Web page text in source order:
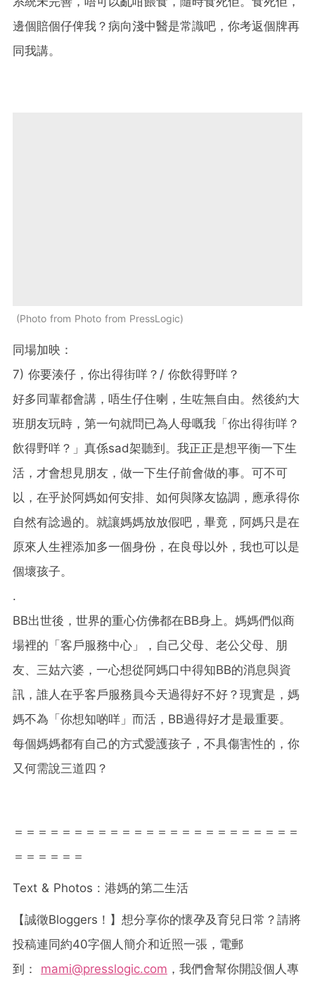
邊個賠個仔俾我？病向淺中醫是常識吧，你考返個牌再
同我講。
Photo from Photo from PressLogic
同場加映：
7) 你要湊仔，你出得街咩？/ 你飲得野咩？
好多同輩都會講，唔生仔住喇，生咗無自由。然後約大
班朋友玩時，第一句就問已為人母嘅我「你出得街咩？
飲得野咩？」真係sad架聽到。我正正是想平衡一下生
活，才會想見朋友，做一下生仔前會做的事。可不可
以，在乎於阿媽如何安排、如何與隊友協調，應承得你
自然有諗過的。就讓媽媽放放假吧，畢竟，阿媽只是在
原來人生裡添加多一個身份，在良母以外，我也可以是
個壞孩子。
.
BB出世後，世界的重心仿佛都在BB身上。媽媽們似商
場裡的「客戶服務中心」，自己父母、老公父母、朋
友、三姑六婆，一心想從阿媽口中得知BB的消息與資
訊，誰人在乎客戶服務員今天過得好不好？現實是，媽
媽不為「你想知啲咩」而活，BB過得好才是最重要。
每個媽媽都有自己的方式愛護孩子，不具傷害性的，你
又何需說三道四？
＝＝＝＝＝＝＝＝＝＝＝＝＝＝＝＝＝＝＝＝＝＝＝＝
＝＝＝＝＝＝
Text & Photos : 港媽的第二生活
【誠徵Bloggers ！】想分享你的懷孕及育兒日常？請將
投稿連同約40字個人簡介和近照一張，電郵
到：
mami@presslogic.com ，我們會幫你開設個人專